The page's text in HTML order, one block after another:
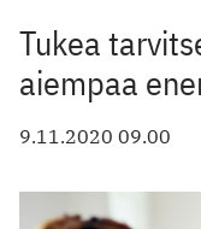
Tukea
aiempaa
9.11.2020 09.00